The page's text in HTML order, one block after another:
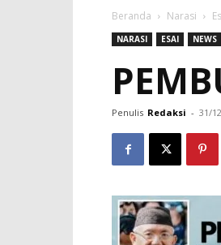
Beranda Narasi
NARASI ESAI NEWS
Penulis Redaksi - 31/